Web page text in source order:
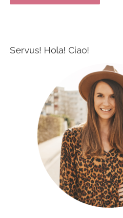
Servus! Hola! Ciao!